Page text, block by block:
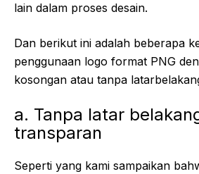
lain dalam proses desain.
Dan berikut ini adalah beberapa
penggunaan logo format PNG
kosongan atau tanpa
a. Tanpa latar
transparan
Seperti yang kami sampaikan